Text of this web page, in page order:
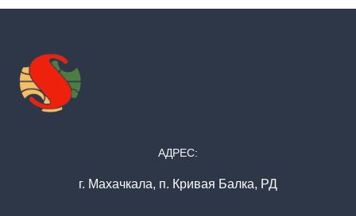
АДРЕС:
г. Махачкала, п. Кривая Балка, РД